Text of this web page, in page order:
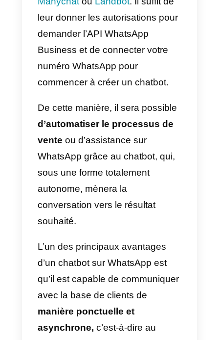
comment les activer dans
l’application WhatsApp Business.
1) Appuyez sur Autres options >
d’absence.
2) Activez l’option Envoyer un
message d’absence.
3) Sous Message d’absence,
appuyez sur le message pour le
3) Appuyez sur Heure pour
votre message d’absence.
Choisissez parmi les options
suivantes : Envoyer toujours,